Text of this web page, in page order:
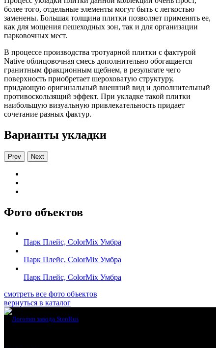
более того, отдельные элементы могут быть с легкостью
заменены. Большая толщина плитки позволяет применять ее,
как для мощения пешеходных зон, так и для организации
парковочных мест.
В процессе производства тротуарной плитки с фактурой
Native облицовочная смесь дополнительно обогащается
гранитным фракционным щебнем, в результате чего
поверхность приобретает шероховатую структуру,
придающую оригинальный внешний вид и дополнительный
противоскользящий эффект. При укладке такой плитки
наибольшую визуальную привлекательность придает
сочетание разных фактур.
Варианты укладки
Prev Next
Фото объектов
Парк Плейс, ColorMix Умбра
Парк Плейс, ColorMix Умбра
Парк Плейс, ColorMix Умбра
смотреть все фото объектов
вернуться в каталог